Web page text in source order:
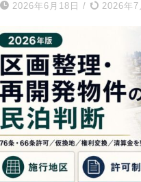
2026年6月18日 / 2026年7